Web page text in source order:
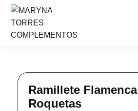
Ramillete Flamenca
Roquetas